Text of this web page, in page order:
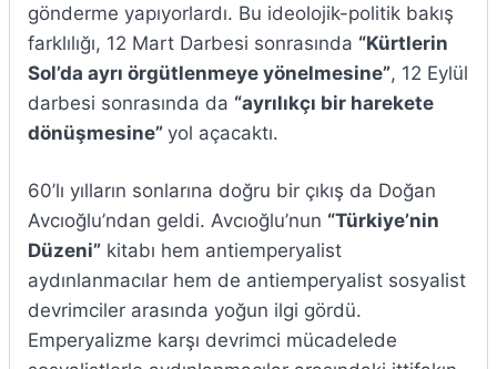
gönderme yapıyorlardı. Bu ideolojik-politik bakış
farklılığı, 12 Mart Darbesi sonrasında “Kürtlerin
Sol’da ayrı örgütlenmeye yönelmesine”, 12 Eylül
darbesi sonrasında da “ayrılıkçı bir harekete
dönüşmesine” yol açacaktı.
60’lı yılların sonlarına doğru bir çıkış da Doğan
Avcıoğlu’ndan geldi. Avcıoğlu’nun “Türkiye’nin
Düzeni” kitabı hem antiemperyalist
aydınlanmacılar hem de antiemperyalist sosyalist
devrimciler arasında yoğun ilgi gördü.
Emperyalizme karşı devrimci mücadelede